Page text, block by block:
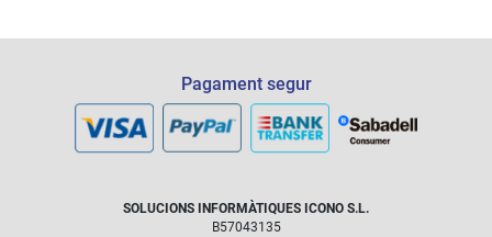
Pagament segur
SOLUCIONS INFORMÀTIQUES ICONO S.L.
B57043135